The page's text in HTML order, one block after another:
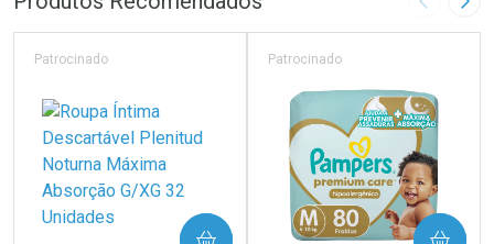
Laboratório
Por Menos Laboratório
Por Menos
Imagem
Patrocinado
COMPRAR
Patrocinado
COMPRAR